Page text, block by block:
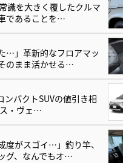
識を大きく覆したクルマ
であることを…
…」革新的なフロアマッ
のまま活かせる…
ンパクトSUVの値引き相
・ヴェ…
度がスゴイ…」釣り竿、
グ、なんでもオ…